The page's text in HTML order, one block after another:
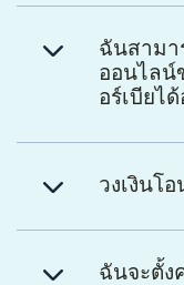
ฉันสามา
ออนไลน์
อร์เบียได้
วงเงินโ
ฉันจะตั้ง